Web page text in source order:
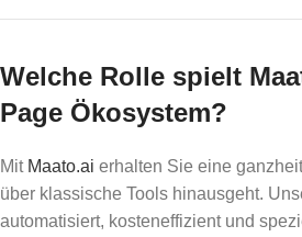
Welche Rolle spielt
Page Ökosystem?
Mit Maato.ai erhalten Sie eine
über klassische Tools hinausgeht.
automatisiert, kosteneffizient und